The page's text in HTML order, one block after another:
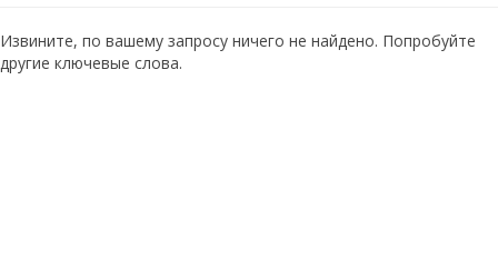
Извините, по вашему запросу ничего не найдено. Попробуйте
другие ключевые слова.